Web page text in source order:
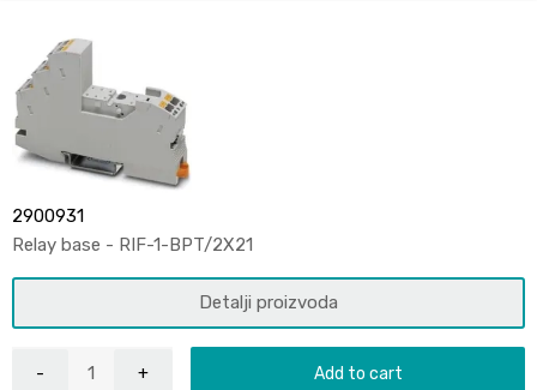
2900931
Relay base - RIF-1-BPT/2X21
Detalji proizvoda
Add to cart